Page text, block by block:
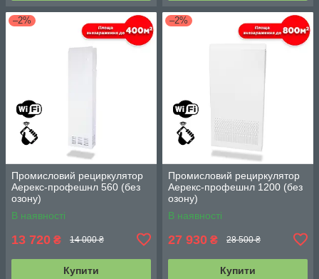
–2%
Промисловий рециркулятор
Аерекс-профешнл 560 (без
озону)
В наявності
13 720 ₴ 14 000 ₴
Купити
–2%
Промисловий рециркулятор
Аерекс-профешнл 1200 (без
озону)
В наявності
27 930 ₴ 28 500 ₴
Купити